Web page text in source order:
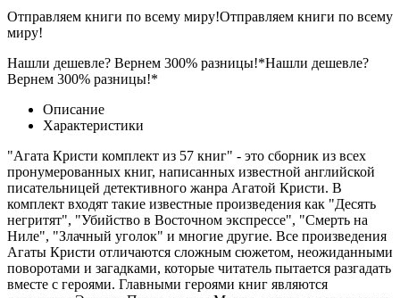
Отправляем книги по всему миру!Отправляем книги по всему
миру!
Нашли дешевле? Вернем 300% разницы!*Нашли дешевле?
Вернем 300% разницы!*
Описание
Характеристики
"Агата Кристи комплект из 57 книг" - это сборник из всех
пронумерованных книг, написанных известной английской
писательницей детективного жанра Агатой Кристи. В
комплект входят такие известные произведения как "Десять
негритят", "Убийство в Восточном экспрессе", "Смерть на
Ниле", "Злачный уголок" и многие другие. Все произведения
Агаты Кристи отличаются сложным сюжетом, неожиданными
поворотами и загадками, которые читатель пытается разгадать
вместе с героями. Главными героями книг являются